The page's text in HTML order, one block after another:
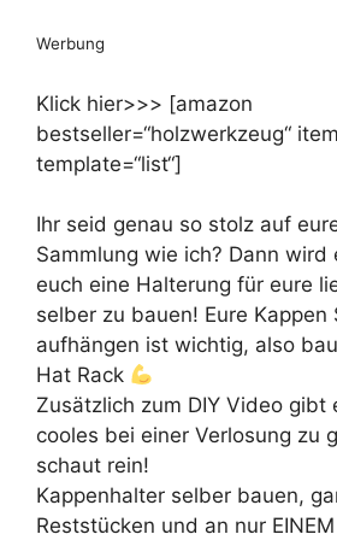
Werbung
Klick hier>>> [amazon
bestseller=“holzwerkzeug“
template=“list“]
Ihr seid genau so stolz auf
Sammlung wie ich? Dann wird
euch eine Halterung für eure
selber zu bauen! Eure Kappen
aufhängen ist wichtig, also
Hat Rack
Zusätzlich zum DIY Video gibt
cooles bei einer Verlosung zu
schaut rein!
Kappenhalter selber bauen,
Reststücken und an nur